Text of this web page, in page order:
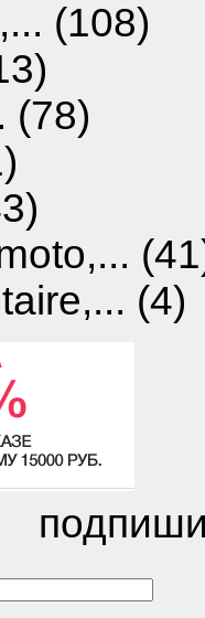
(108)
(78)
(4)